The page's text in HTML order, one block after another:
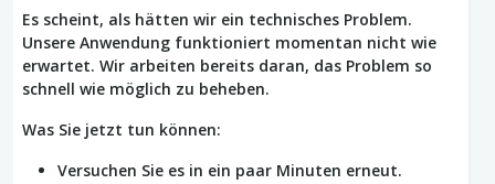
Es scheint, als hätten wir ein technisches Problem.
Unsere Anwendung funktioniert momentan nicht wie
erwartet. Wir arbeiten bereits daran, das Problem so
schnell wie möglich zu beheben.
Was Sie jetzt tun können:
Versuchen Sie es in ein paar Minuten erneut.